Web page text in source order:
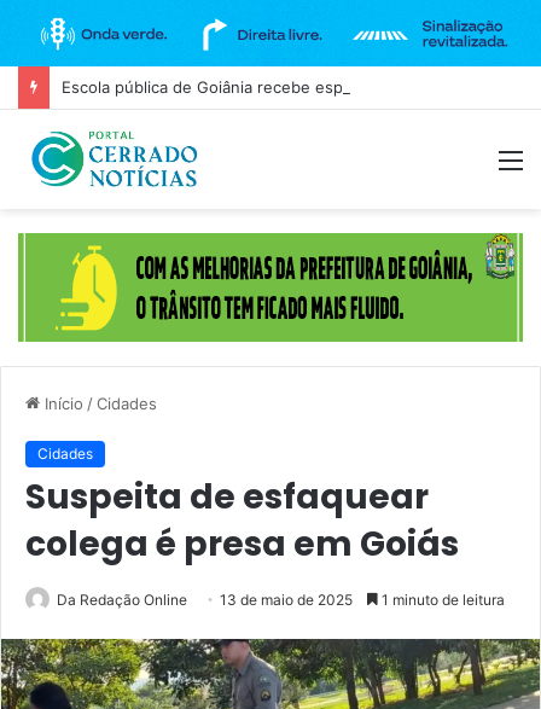
Início /Cidades
Cidades
Suspeita de esfaquear
colega é presa em Goiás
Da Redação Online 13 de maio de 2025 1 minuto de leitura